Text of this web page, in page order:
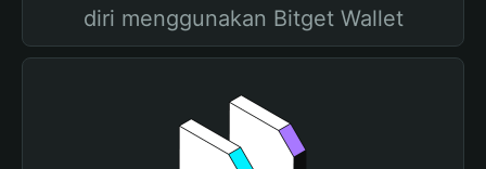
diri menggunakan Bitget Wallet